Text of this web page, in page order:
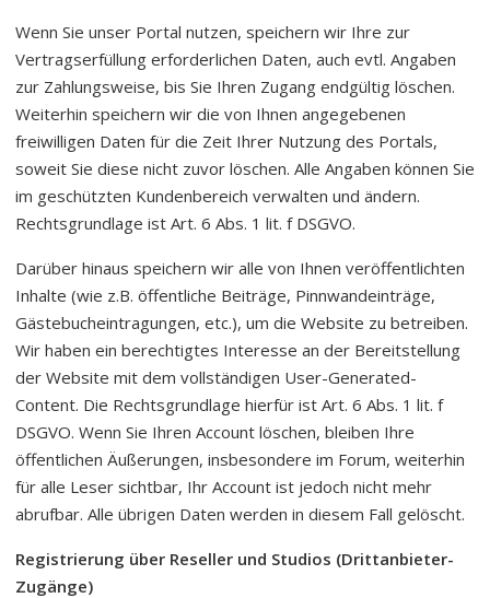
Wenn Sie unser Portal nutzen, speichern wir Ihre zur
Vertragserfüllung erforderlichen Daten, auch evtl. Angaben
zur Zahlungsweise, bis Sie Ihren Zugang endgültig löschen.
Weiterhin speichern wir die von Ihnen angegebenen
freiwilligen Daten für die Zeit Ihrer Nutzung des Portals,
soweit Sie diese nicht zuvor löschen. Alle Angaben können Sie
im geschützten Kundenbereich verwalten und ändern.
Rechtsgrundlage ist Art. 6 Abs. 1 lit. f DSGVO.
Darüber hinaus speichern wir alle von Ihnen veröffentlichten
Inhalte (wie z.B. öffentliche Beiträge, Pinnwandeinträge,
Gästebucheintragungen, etc.), um die Website zu betreiben.
Wir haben ein berechtigtes Interesse an der Bereitstellung
der Website mit dem vollständigen User-Generated-
Content. Die Rechtsgrundlage hierfür ist Art. 6 Abs. 1 lit. f
DSGVO. Wenn Sie Ihren Account löschen, bleiben Ihre
öffentlichen Äußerungen, insbesondere im Forum, weiterhin
für alle Leser sichtbar, Ihr Account ist jedoch nicht mehr
abrufbar. Alle übrigen Daten werden in diesem Fall gelöscht.
Registrierung über Reseller und Studios (Drittanbieter-
Zugänge)